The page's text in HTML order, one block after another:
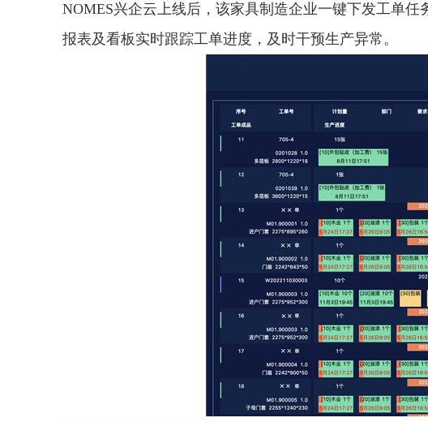
NOMES兴企云上线后，该家具制造企业一键下发工单
报表及看板实时跟踪工单进度，及时干预生产异常。